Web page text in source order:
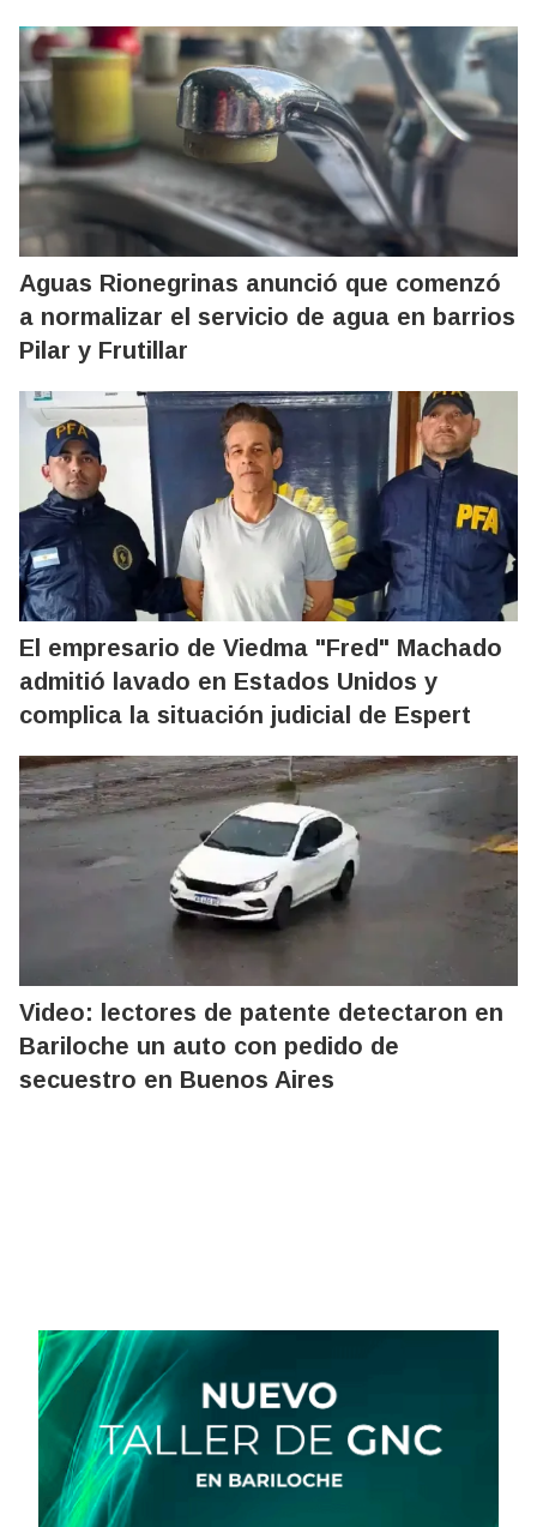
Aguas Rionegrinas anunció que comenzó
a normalizar el servicio de agua en barrios
Pilar y Frutillar
El empresario de Viedma "Fred" Machado
admitió lavado en Estados Unidos y
complica la situación judicial de Espert
Video: lectores de patente detectaron en
Bariloche un auto con pedido de
secuestro en Buenos Aires